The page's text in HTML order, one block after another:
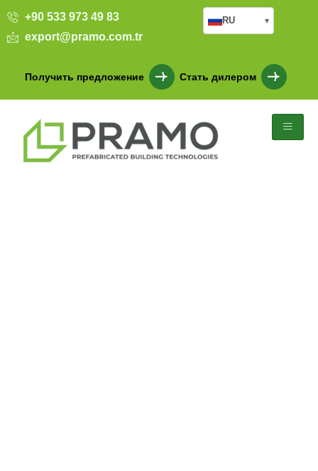
+90 533 973 49 83
export@pramo.com.tr
Получить предложение Стать дилером
RU ▾